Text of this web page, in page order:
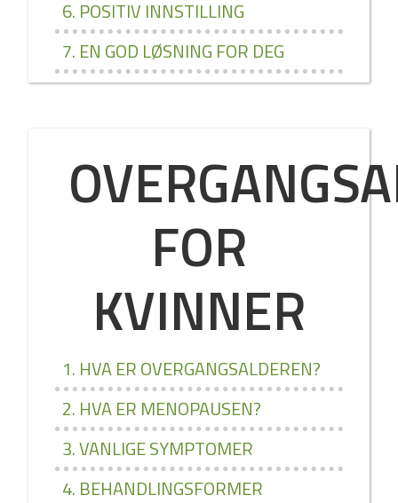
6. POSITIV INNSTILLING
7. EN GOD LØSNING FOR DEG
FOR
KVINNER
1. HVA ER OVERGANGSALDEREN?
2. HVA ER MENOPAUSEN?
3. VANLIGE SYMPTOMER
4. BEHANDLINGSFORMER